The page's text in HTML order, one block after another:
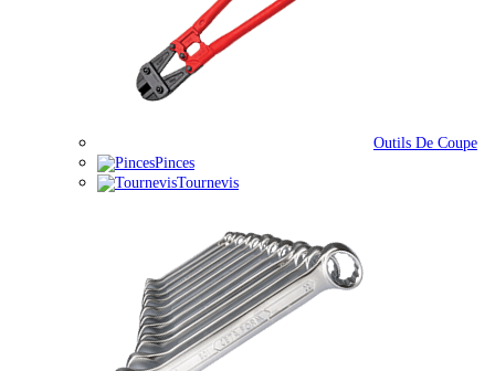
Outils De Coupe
Pinces
Tournevis